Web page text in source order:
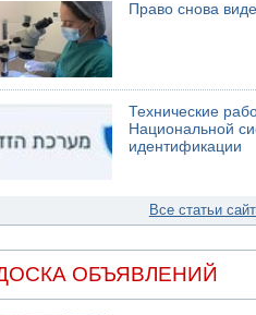
Право снова
Технические
Национальной
идентификации
Все статьи
ОБЪЯВЛЕНИЙ